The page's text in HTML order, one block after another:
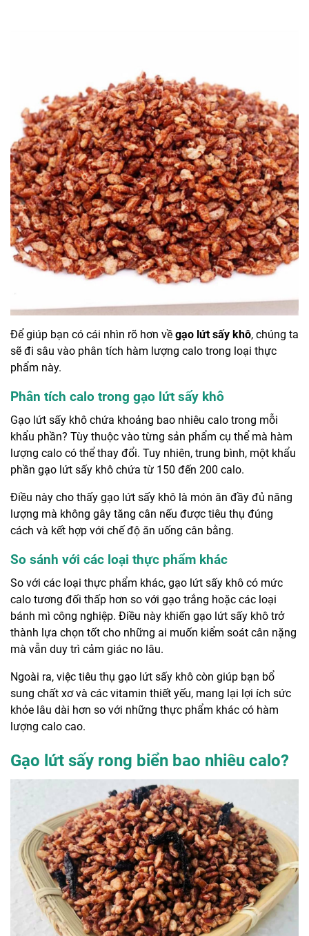
Để giúp bạn có cái nhìn rõ hơn về gạo lứt sấy khô, chúng ta
sẽ đi sâu vào phân tích hàm lượng calo trong loại thực
phẩm này.
Phân tích calo trong gạo lứt sấy khô
Gạo lứt sấy khô chứa khoảng bao nhiêu calo trong mỗi
khẩu phần? Tùy thuộc vào từng sản phẩm cụ thể mà hàm
lượng calo có thể thay đổi. Tuy nhiên, trung bình, một khẩu
phần gạo lứt sấy khô chứa từ 150 đến 200 calo.
Điều này cho thấy gạo lứt sấy khô là món ăn đầy đủ năng
lượng mà không gây tăng cân nếu được tiêu thụ đúng
cách và kết hợp với chế độ ăn uống cân bằng.
So sánh với các loại thực phẩm khác
So với các loại thực phẩm khác, gạo lứt sấy khô có mức
calo tương đối thấp hơn so với gạo trắng hoặc các loại
bánh mì công nghiệp. Điều này khiến gạo lứt sấy khô trở
thành lựa chọn tốt cho những ai muốn kiểm soát cân nặng
mà vẫn duy trì cảm giác no lâu.
Ngoài ra, việc tiêu thụ gạo lứt sấy khô còn giúp bạn bổ
sung chất xơ và các vitamin thiết yếu, mang lại lợi ích sức
khỏe lâu dài hơn so với những thực phẩm khác có hàm
lượng calo cao.
Gạo lứt sấy rong biển bao nhiêu calo?